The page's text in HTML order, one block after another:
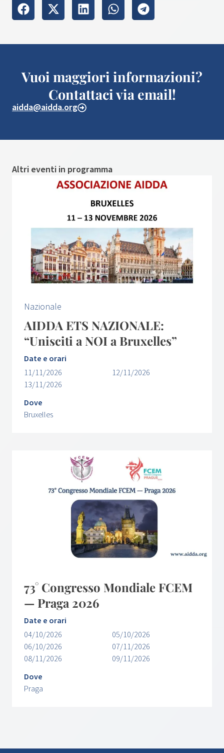
Vuoi maggiori informazioni?
Contattaci via email!
aidda@aidda.org
Altri eventi in programma
Nazionale
AIDDA ETS NAZIONALE:
“Unisciti a NOI a Bruxelles”
Date e orari
11/11/2026
12/11/2026
13/11/2026
Dove
Bruxelles
73° Congresso Mondiale FCEM
— Praga 2026
Date e orari
04/10/2026
05/10/2026
06/10/2026
07/11/2026
08/11/2026
09/11/2026
Dove
Praga